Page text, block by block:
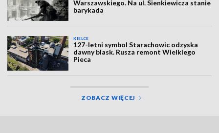
Warszawskiego. Na ul. Sienkiewicza stanie
barykada
KIELCE
127-letni symbol Starachowic odzyska
dawny blask. Rusza remont Wielkiego
Pieca
ZOBACZ WIĘCEJ